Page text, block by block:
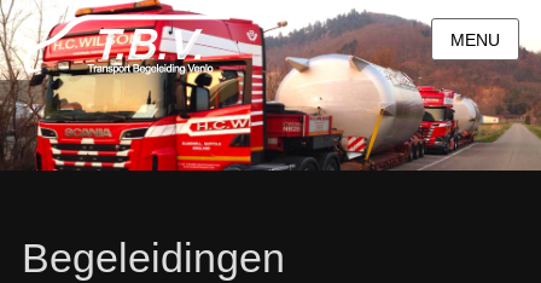
MENU
Begeleidingen